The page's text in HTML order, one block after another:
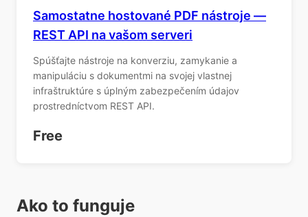
Samostatne hostované PDF nástroje —
REST API na vašom serveri
Spúšťajte nástroje na konverziu, zamykanie a
manipuláciu s dokumentmi na svojej vlastnej
infraštruktúre s úplným zabezpečením údajov
prostredníctvom REST API.
Free
Ako to funguje